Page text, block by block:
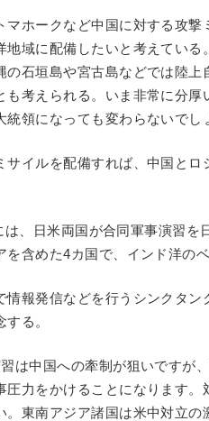
マホークなど中国に対する攻
地域に配備したいと考えてい
の石垣島や宮古島などでは陸
も考えられる。いま非常に分
領になっても変わらないでし
サイルを配備すれば、中国と
は、日米両国が合同軍事演習を
を含めた4カ国で、インド洋の
情報発信などを行うシンクタ
る。
習は中国への牽制が狙いですが
圧力をかけることになります
。東南アジア諸国は米中対立の